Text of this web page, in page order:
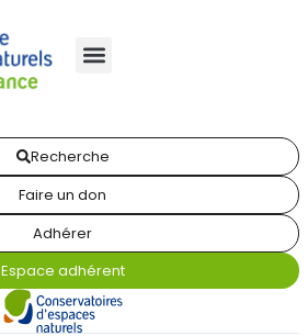
Recherche
Faire un don
Adhérer
Espace adhérent